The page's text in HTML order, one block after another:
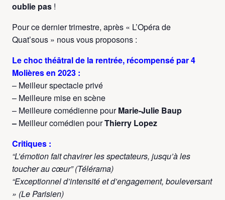
oublie pas !
Pour ce dernier trimestre, après « L’Opéra de
Quat’sous » nous vous proposons :
Le choc théâtral de la rentrée, récompensé par 4
Molières en 2023 :
– Meilleur spectacle privé
– Meilleure mise en scène
– Meilleure comédienne pourMarie-Julie Baup
– Meilleur comédien pourThierry Lopez
Critiques :
“L’émotion fait chavirer les spectateurs, jusqu’à les
toucher au cœur” (Télérama)
“Exceptionnel d’intensité et d’engagement, bouleversant
» (Le Parisien)